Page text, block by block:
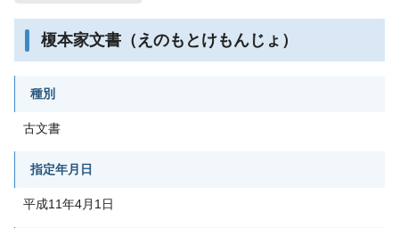
榎本家文書（えのもとけもんじょ）
種別
古文書
指定年月日
平成11年4月1日